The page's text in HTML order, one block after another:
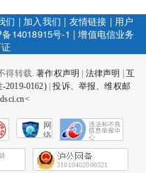
们 | 加入我们 | 友情链接 | 用户
14018915号-1 |增值电信业务
得转载.著作权声明 法律声明
互
2019-0162)|投诉、举报、维权邮
网
络
会
征
31010402000321